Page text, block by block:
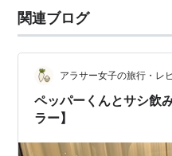
関連ブログ
アラサー女子の旅行・レ
ペッパーくんとサシ飲
ラー】